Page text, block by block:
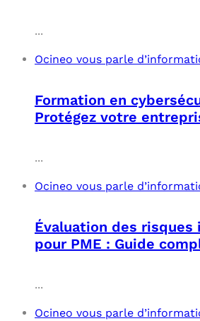
...
Ocineo vous parle
Formation en
Protégez votre
...
Ocineo vous parle
Évaluation des
pour PME : Guide
...
Ocineo vous parle